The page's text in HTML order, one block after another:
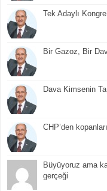
Tek Adaylı
Bir Gazoz, Bir
Dava Kimsenin
CHP’den
Büyüyoruz ama
gerçeği